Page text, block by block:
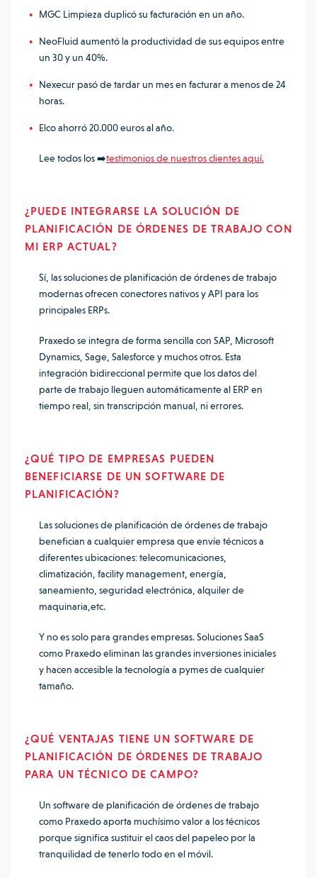
MGC Limpieza duplicó su facturación en un año.
NeoFluid aumentó la productividad de sus equipos entre
un 30 y un 40%.
Nexecur pasó de tardar un mes en facturar a menos de 24
horas.
Elco ahorró 20.000 euros al año.
Lee todos los ➡️testimonios de nuestros clientes aquí.
¿ PUEDE INTEGRARSE LA SOLUCIÓN DE
PLANIFICACIÓN DE ÓRDENES DE TRABAJO CON
MI ERP ACTUAL?
Sí, las soluciones de planificación de órdenes de trabajo
modernas ofrecen conectores nativos y API para los
principales ERPs.
Praxedo se integra de forma sencilla con SAP, Microsoft
Dynamics, Sage, Salesforce y muchos otros. Esta
integración bidireccional permite que los datos del
parte de trabajo lleguen automáticamente al ERP en
tiempo real, sin transcripción manual, ni errores.
¿QUÉ TIPO DE EMPRESAS PUEDEN
BENEFICIARSE DE UN SOFTWARE DE
PLANIFICACIÓN?
Las soluciones de planificación de órdenes de trabajo
benefician a cualquier empresa que envíe técnicos a
diferentes ubicaciones: telecomunicaciones,
climatización, facility management, energía,
saneamiento, seguridad electrónica, alquiler de
maquinaria,etc.
Y no es solo para grandes empresas. Soluciones SaaS
como Praxedo eliminan las grandes inversiones iniciales
y hacen accesible la tecnología a pymes de cualquier
tamaño.
¿QUÉ VENTAJAS TIENE UN SOFTWARE DE
PLANIFICACIÓN DE ÓRDENES DE TRABAJO
PARA UN TÉCNICO DE CAMPO?
Un software de planificación de órdenes de trabajo
como Praxedo aporta muchísimo valor a los técnicos
porque significa sustituir el caos del papeleo por la
tranquilidad de tenerlo todo en el móvil.